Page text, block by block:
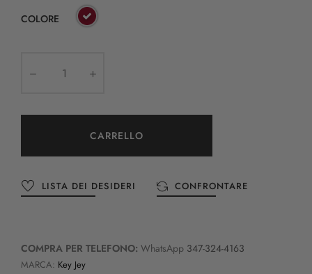
COLORE
CARRELLO
LISTA DEI DESIDERI CONFRONTARE
COMPRA PER TELEFONO: WhatsApp 347-324-4163
MARCA: Key Jey